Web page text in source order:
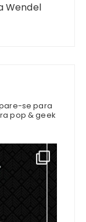
Wendel
se para
pop & geek